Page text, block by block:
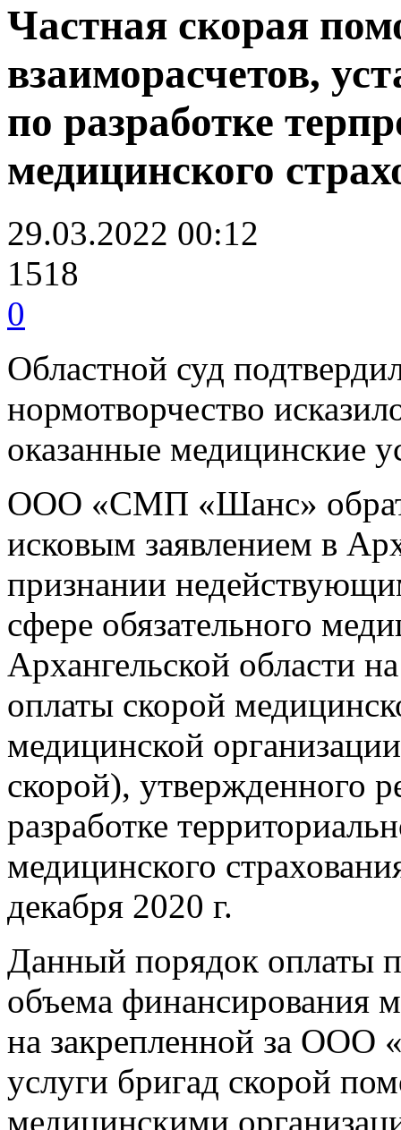
Частная скорая
взаиморасчетов,
по разработке
медицинского
29.03.2022 00:12
1518
0
Областной суд
нормотворчество
оказанные медицинские
ООО «СМП «Шанс»
исковым заявлением в
признании
сфере обязательного
Архангельской области
оплаты скорой
медицинской
скорой), утвержденного
разработке
медицинского
декабря 2020 г.
Данный порядок оплаты
объема финансирования
на закрепленной за
услуги бригад скорой
медицинскими